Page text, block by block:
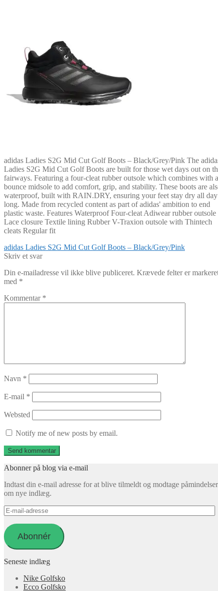
adidas Ladies S2G Mid Cut Golf Boots – Black/Grey/Pink The
Ladies S2G Mid Cut Golf Boots are built for those wet days out on
fairways. Featuring a four-cleat rubber outsole which combines with a
bounce midsole to add comfort, grip, and stability. These boots are
waterproof, built with RAIN.DRY, ensuring your feet stay dry all day
long. Made from recycled content as part of adidas' ambition to end
plastic waste. Features Waterproof Four-cleat Adiwear rubber outsole
Lace closure Textile lining Rubber V-Traxion outsole with Thintech
cleats Regular fit
Indlægsnavigation
Forrige
indlæg:
adidas Ladies S2G Mid Cut Golf Boots – Black/Grey/Pink
Skriv et svar
Din e-mailadresse vil ikke blive publiceret. Krævede felter er
med *
Kommentar *
Navn *
E-mail *
Websted
Notify me of new posts by email.
Abonner på blog via e-mail
Indtast din e-mail adresse for at blive tilmeldt og modtage påmindelser
om nye indlæg.
E-
mail-
adresse
Abonnér
Seneste indlæg
Nike Golfsko
Ecco Golfsko